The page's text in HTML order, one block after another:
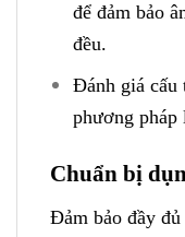
để đảm bảo
đều.
Đánh giá cấu
phương pháp
Chuẩn bị
Đảm bảo đầy